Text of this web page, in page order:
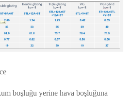
boşluğu yerine hava boşluğuna